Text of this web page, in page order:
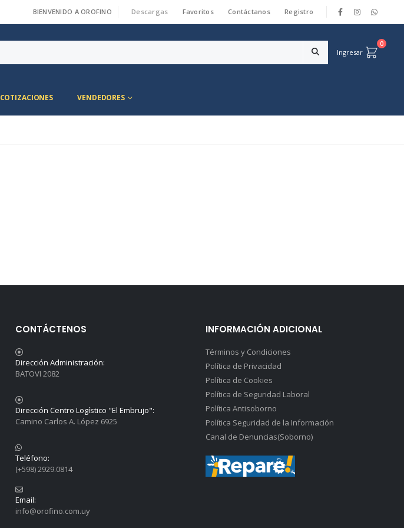
BIENVENIDO A OROFINO Descargas Favoritos Contáctanos Registro
Ingresar
0
COTIZACIONES VENDEDORES
CONTÁCTENOS
Dirección Administración:
BATOVI 2082
Dirección Centro Logístico "El Embrujo":
Camino Carlos A. López 6925
Teléfono:
(+598) 2929.0814
Email:
info@orofino.com.uy
INFORMACIÓN ADICIONAL
Términos y Condiciones
Política de Privacidad
Política de Cookies
Política de Seguridad Laboral
Política Antisoborno
Política Seguridad de la Información
Canal de Denuncias(Soborno)